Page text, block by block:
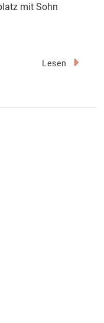
mit Sohn
Lesen